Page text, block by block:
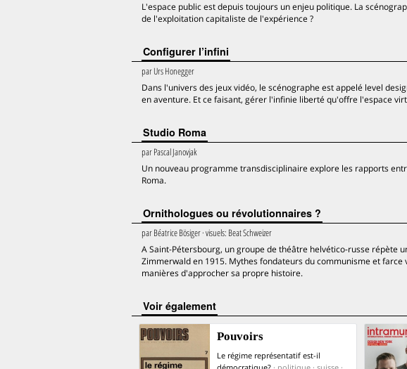
L'espace public est depuis toujours un enjeu politique. La
de l'exploitation capitaliste de l'expérience ?
Configurer l’infini
parUrs Honegger
Dans l'univers des jeux vidéo, le scénographe est appelé level
en aventure. Et ce faisant, gérer l'infinie liberté qu'offre l'espace
Studio Roma
parPascal Janovjak
Un nouveau programme transdisciplinaire explore les rapports
Roma.
Ornithologues ou révolutionnaires ?
parBéatrice Bösiger· visuels: Beat Schweizer
A Saint-Pétersbourg, un groupe de théâtre helvético-russe répète
Zimmerwald en 1915. Mythes fondateurs du communisme et
manières d'approcher sa propre histoire.
voir également
Pouvoirs
Le régime représentatif est-il